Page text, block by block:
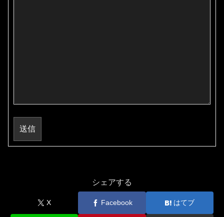
送信
シェアする
X Facebook はてブ